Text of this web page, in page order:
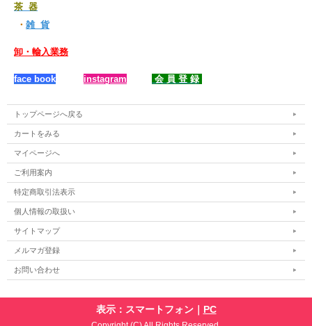
茶 器
・ 雑 貨
卸・輸入業務
face book instagram 会 員 登 録
トップページへ戻る
カートをみる
マイページへ
ご利用案内
特定商取引法表示
個人情報の取扱い
サイトマップ
メルマガ登録
お問い合わせ
表示：スマートフォン｜ PC